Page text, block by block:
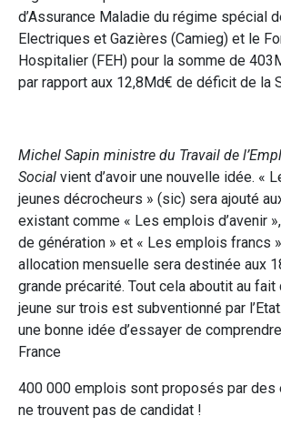
d’Assurance Maladie du régime spécial
Electriques et Gazières (Camieg) et le
Hospitalier (FEH) pour la somme de
par rapport aux 12,8Md€ de déficit de la
Michel Sapin ministre du Travail de
Social vient d’avoir une nouvelle idée. «
jeunes décrocheurs » (sic) sera ajouté
existant comme « Les emplois d’avenir
de génération » et « Les emplois francs
allocation mensuelle sera destinée aux
grande précarité. Tout cela aboutit au fait
jeune sur trois est subventionné par
une bonne idée d’essayer de
France
400 000 emplois sont proposés par des
ne trouvent pas de candidat !